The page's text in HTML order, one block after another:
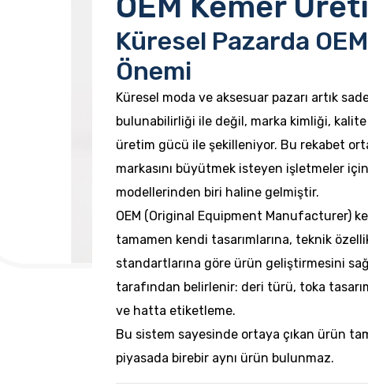
Küresel Pazarda
Önemi
Küresel moda ve aksesuar pazarı artık
bulunabilirliği ile değil, marka kimliği, kalite
üretim gücü ile şekilleniyor. Bu rekabet
markasını büyütmek isteyen işletmeler
modellerinden biri haline gelmiştir.
OEM (Original Equipment Manufacturer)
tamamen kendi tasarımlarına, teknik
standartlarına göre ürün geliştirmesini
tarafından belirlenir: deri türü, toka
ve hatta etiketleme.
Bu sistem sayesinde ortaya çıkan ürün
piyasada birebir aynı ürün bulunmaz.